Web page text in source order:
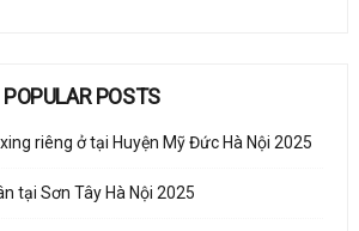
POPULAR POSTS
riêng ở tại Huyện Mỹ Đức Hà Nội 2025
tại Sơn Tây Hà Nội 2025